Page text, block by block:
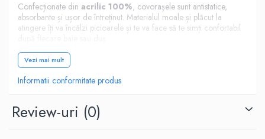
Confecționate din acrilic 100%, covorașele sunt antistatice,
absorbante și ușor de întreținut. Materialul moale și plăcut la
atingere îți va încălzi picioarele și te va face să te simți confortabil
Siguranță Maximă
Cu suportulanti-alunecare
prevenind alunecările și accidentările. Astfel, ieșirea din cadă sau
Întreținere Ușoară
Vezi mai mult
Informatii conformitate produs
Review-uri (0)